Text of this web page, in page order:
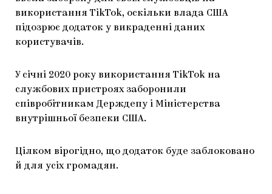
використання TikTok, оскільки влада США
підозрює додаток у викраденні даних
користувачів.
У січні 2020 року використання TikTok на
службових пристроях заборонили
співробітникам Держдепу і Міністерства
внутрішньої безпеки США.
Цілком вірогідно, що додаток буде заблоковано
й для усіх громадян.